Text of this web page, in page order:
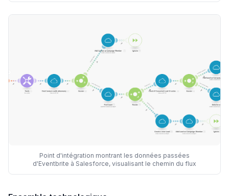
Point d'intégration montrant les données passées
d'Eventbrite à Salesforce, visualisant le chemin du flux